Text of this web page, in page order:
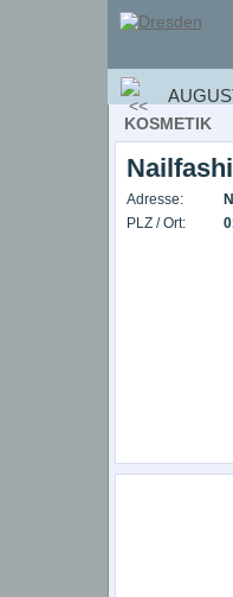
KOSMETIK
Adresse:
PLZ / Ort: